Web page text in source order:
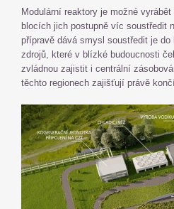
Modulární reaktory je možné
blocích jich postupně víc soustředit
přípravě dává smysl soustředit je
zdrojů, které v blízké budoucnosti
zvládnou zajistit i centrální
těchto regionech zajišťují právě